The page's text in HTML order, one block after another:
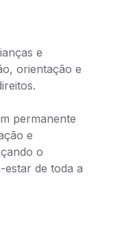
e
orientação e
permanente
e
o
de toda a